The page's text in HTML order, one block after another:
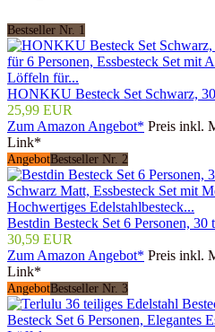
Bestseller Nr. 1
HONKKU Besteck Set Schwarz,
25,99 EUR
Zum Amazon Angebot* Preis inkl.
Link*
AngebotBestseller Nr. 2
Bestdin Besteck Set 6 Personen, 30
30,59 EUR
Zum Amazon Angebot* Preis inkl.
Link*
AngebotBestseller Nr. 3